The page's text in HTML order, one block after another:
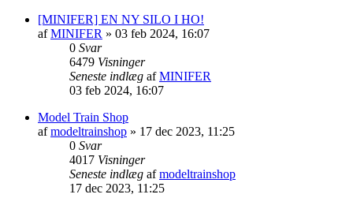
[MINIFER] EN NY SILO I HO!
afMINIFER » 03 feb 2024, 16:07
0 Svar
6479 Visninger
Seneste indlæg afMINIFER
03 feb 2024, 16:07
Model Train Shop
afmodeltrainshop » 17 dec 2023, 11:25
0 Svar
4017 Visninger
Seneste indlæg afmodeltrainshop
17 dec 2023, 11:25